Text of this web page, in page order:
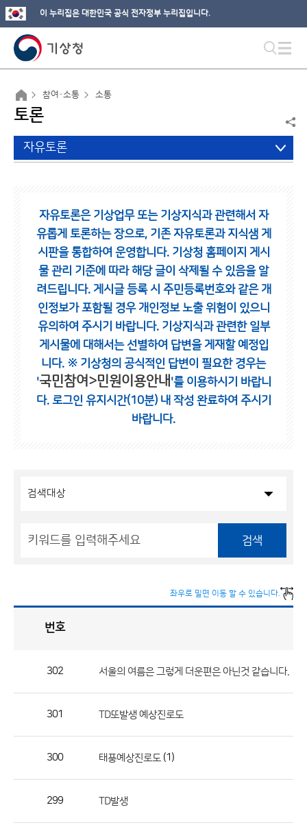
이 누리집은 대한민국 공식 전자정부 누리집입니다.
참여·소통 소통
토론
자유토론
자유토론은 기상업무 또는 기상지식과 관련해서 자
유롭게 토론하는 장으로, 기존 자유토론과 지식샘 게
시판을 통합하여 운영합니다. 기상청 홈페이지 게시
물 관리 기준에 따라 해당 글이 삭제될 수 있음을 알
려드립니다. 게시글 등록 시 주민등록번호와 같은 개
인정보가 포함될 경우 개인정보 노출 위험이 있으니
유의하여 주시기 바랍니다. 기상지식과 관련한 일부
게시물에 대해서는 선별하여 답변을 게재할 예정입
니다. ※ 기상청의 공식적인 답변이 필요한 경우는
'국민참여>민원이용안내 '를 이용하시기 바랍니
다. 로그인 유지시간(10분) 내 작성 완료하여 주시기
바랍니다.
검색
좌우로 밀면 이동 할 수 있습니다.
론
번호
302 서울의 여름은 그렇게 더운편은 아닌것 같습니다.
301 TD또발생 예상진로도
300 태풍예상진로도 (1)
299 TD발생